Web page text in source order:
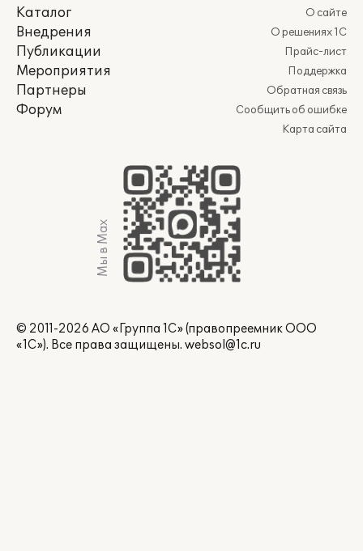
Каталог
Внедрения
Публикации
Мероприятия
Партнеры
Форум
О сайте
О решениях 1С
Прайс-лист
Поддержка
Обратная связь
Сообщить об ошибке
Карта сайта
Мы в Max
© 2011-2026 АО «Группа 1С» (правопреемник ООО
«1С»). Все права защищены. websol@1c.ru